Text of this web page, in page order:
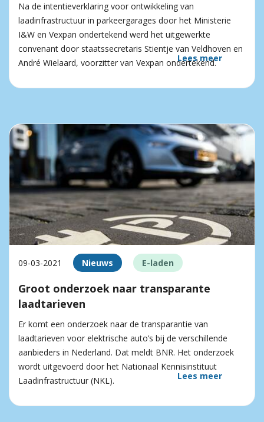
Na de intentieverklaring voor ontwikkeling van
laadinfrastructuur in parkeergarages door het Ministerie
I&W en Vexpan ondertekend werd het uitgewerkte
convenant door staatssecretaris Stientje van Veldhoven en
André Wielaard, voorzitter van Vexpan ondertekend.
Lees meer
09-03-2021 Nieuws E-laden
Groot onderzoek naar transparante
laadtarieven
Er komt een onderzoek naar de transparantie van
laadtarieven voor elektrische auto’s bij de verschillende
aanbieders in Nederland. Dat meldt BNR. Het onderzoek
wordt uitgevoerd door het Nationaal Kennisinstituut
Laadinfrastructuur (NKL).
Lees meer